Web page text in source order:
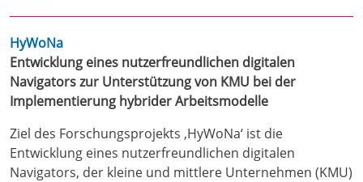
HyWoNa
Entwicklung eines nutzerfreundlichen digitalen
Navigators zur Unterstützung von KMU bei der
Implementierung hybrider Arbeitsmodelle
Ziel des Forschungsprojekts ‚HyWoNa‘ ist die
Entwicklung eines nutzerfreundlichen digitalen
Navigators, der kleine und mittlere Unternehmen (KMU)